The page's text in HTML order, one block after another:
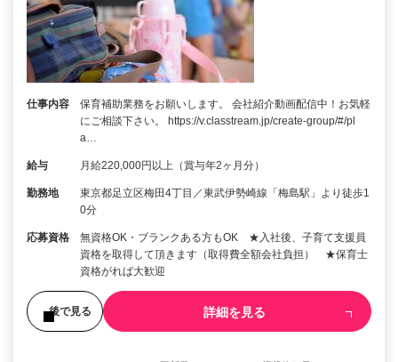
仕事内容
保育補助業務をお願いします。 会社紹介動画配信中！お気軽
にご相談下さい。 https://v.classtream.jp/create-group/#/pl
a…
給与 月給220,000円以上（賞与年2ヶ月分）
勤務地
東京都足立区梅田4丁目／東武伊勢崎線「梅島駅」より徒歩1
0分
応募資格
無資格OK・ブランクある方もOK ★入社後、子育て支援員
資格を取得して頂きます（取得費全額会社負担） ★保育士
資格がれば大歓迎
後で見る 詳細を見る